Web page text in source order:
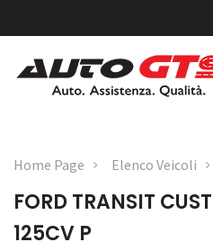
Home Page Elenco Veicoli
FORD TRANSIT
125CV P